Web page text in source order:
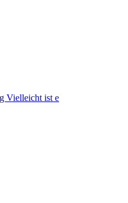
Viel­leicht ist e